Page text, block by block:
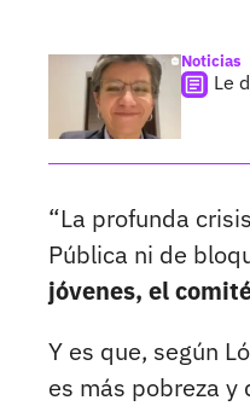
Noticias
Le
“La profunda
Pública ni de
jóvenes, el
Y es que, según
es más pobreza